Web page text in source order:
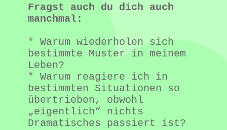
Fragst auch du dich auch
manchmal:
* Warum wiederholen sich
bestimmte Muster in meinem
Leben?
* Warum reagiere ich in
bestimmten Situationen so
übertrieben, obwohl
„eigentlich“ nichts
Dramatisches passiert ist?